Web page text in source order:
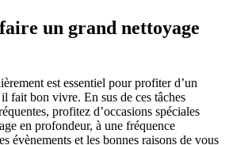
un grand nettoyage
est essentiel pour profiter d’un
fait bon vivre. En sus de ces tâches
profitez d’occasions spéciales
en profondeur, à une fréquence
évènements et les bonnes raisons de vous